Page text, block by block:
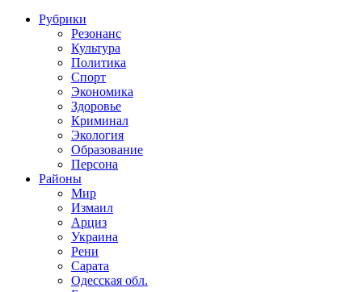
Рубрики
Резонанс
Культура
Политика
Спорт
Экономика
Здоровье
Криминал
Экология
Образование
Персона
Районы
Мир
Измаил
Арциз
Украина
Рени
Сарата
Одесская обл.